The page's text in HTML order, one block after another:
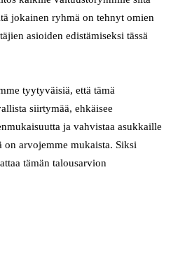
jokainen ryhmä on tehnyt omien
asioiden edistämiseksi tässä
tyytyväisiä, että tämä
siirtymää, ehkäisee
ja vahvistaa asukkaille
arvojemme mukaista. Siksi
tämän talousarvion